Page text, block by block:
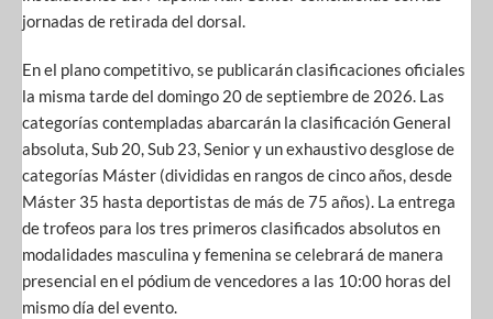
jornadas de retirada del dorsal.
En el plano competitivo, se publicarán clasificaciones oficiales
la misma tarde del domingo 20 de septiembre de 2026. Las
categorías contempladas abarcarán la clasificación General
absoluta, Sub 20, Sub 23, Senior y un exhaustivo desglose de
categorías Máster (divididas en rangos de cinco años, desde
Máster 35 hasta deportistas de más de 75 años). La entrega
de trofeos para los tres primeros clasificados absolutos en
modalidades masculina y femenina se celebrará de manera
presencial en el pódium de vencedores a las 10:00 horas del
mismo día del evento.